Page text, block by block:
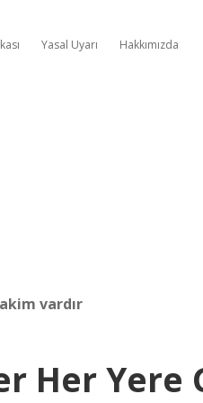
Yasal Uyarı Hakkımızda
vardır
Her Yere